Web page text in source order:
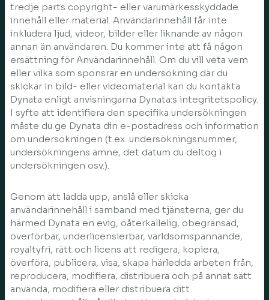
tredje parts copyright- eller varumärkesskyddade
innehåll eller material. Användarinnehåll får inte
inkludera ljud, videor, bilder eller liknande av någon
annan än användaren. Du kommer inte att få någon
ersättning för Användarinnehåll. Om du vill veta vem
eller vilka som sponsrar en undersökning där du
skickar in bild- eller videomaterial kan du kontakta
Dynata enligt anvisningarna Dynata:s integritetspolicy.
I syfte att identifiera den specifika undersökningen
måste du ge Dynata din e-postadress och information
om undersökningen (t.ex. undersökningsnummer,
undersökningens ämne, det datum du deltog i
undersökningen osv.).
Genom att ladda upp, anslå eller skicka
användarinnehåll i samband med tjänsterna, ger du
härmed Dynata en evig, oåterkallelig, obegränsad,
överförbar, underlicensierbar, världsomspännande,
royaltyfri, rätt och licens att redigera, kopiera,
överföra, publicera, visa, skapa härledda arbeten från,
reproducera, modifiera, distribuera och på annat sätt
använda, modifiera eller distribuera ditt